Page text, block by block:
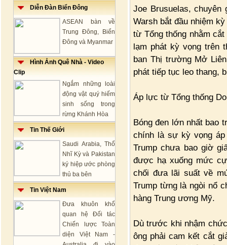
Diễn Đàn Biển Đông
ASEAN bàn về
Trung Đông, Biển
Đông và Myanmar
Hình Ảnh Quê Nhà - Video
Clip
Ngắm những loài
động vật quý hiếm
sinh sống trong
rừng Khánh Hòa
Tin Thế Giới
Saudi Arabia, Thổ
Nhĩ Kỳ và Pakistan
ký hiệp ước phòng
thủ ba bên
Tin Việt Nam
Đưa khuôn khổ
quan hệ Đối tác
Chiến lược Toàn
diện Việt Nam -
Joe Brusuelas, chuyên
Warsh bắt đầu nhiệm
từ Tổng thống nhằm
lạm phát kỳ vọng trên
ban Thị trường Mở
phát tiếp tục leo thang,
Áp lực từ Tổng thống
Bóng đen lớn nhất bao
chính là sự kỳ vọng áp
Trump chưa bao giờ
được hạ xuống mức
chối đưa lãi suất về
Trump từng là ngòi nổ
hàng Trung ương Mỹ.
Dù trước khi nhậm
ông phải cam kết cắt